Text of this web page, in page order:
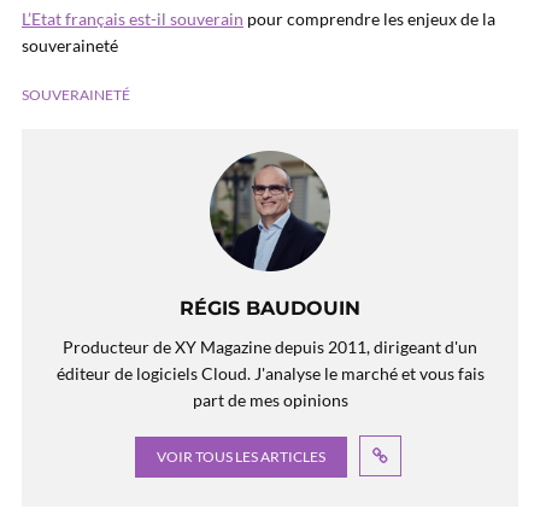
L’Etat français est-il souverain pour comprendre les enjeux de la
souveraineté
SOUVERAINETÉ
RÉGIS BAUDOUIN
Producteur de XY Magazine depuis 2011, dirigeant d'un
éditeur de logiciels Cloud. J'analyse le marché et vous fais
part de mes opinions
VOIR TOUS LES ARTICLES